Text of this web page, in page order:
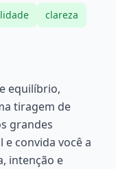
clareza
equilíbrio,
tiragem de
grandes
convida você a
intenção e